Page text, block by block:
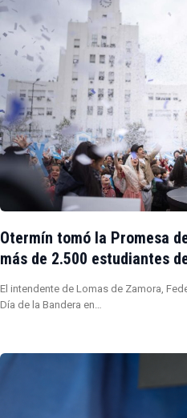
Otermín tomó la Promesa
más de 2.500 estudiantes
El intendente de Lomas de Zamora,
Día de la Bandera en…